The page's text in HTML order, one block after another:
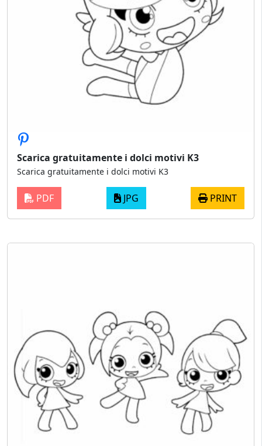
Scarica gratuitamente i dolci motivi K3
Scarica gratuitamente i dolci motivi K3
PDF JPG PRINT